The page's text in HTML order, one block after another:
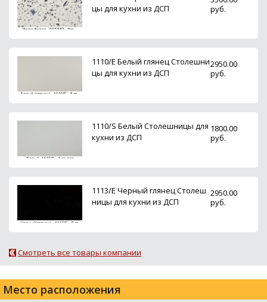
цы для кухни из ДСП
руб.
1110/E Белый глянец Столешни
цы для кухни из ДСП
2950.00
руб.
1110/S Белый Столешницы для
кухни из ДСП
1800.00
руб.
1113/Е Черный глянец Столеш
ницы для кухни из ДСП
2950.00
руб.
Смотреть все товары компании
Место расположения